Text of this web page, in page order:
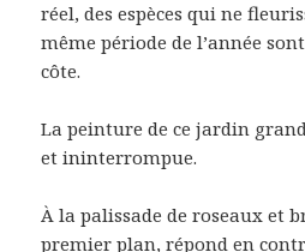
réel, des espèces qui ne
même période de l’année
côte.
La peinture de ce jardin
et ininterrompue.
À la palissade de roseaux et
premier plan, répond en